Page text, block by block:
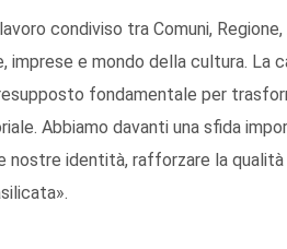
condiviso tra Comuni,
imprese e mondo della cultura. La
fondamentale per
Abbiamo davanti una sfida
nostre identità, rafforzare la